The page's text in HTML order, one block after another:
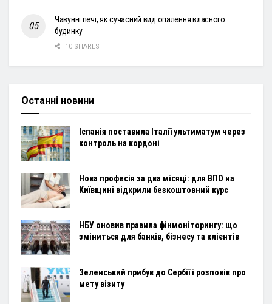
Чавунні печі, як сучасний вид опалення власного
будинку
10 SHARES
Останні новини
Іспанія поставила Італії ультиматум через
контроль на кордоні
Нова професія за два місяці: для ВПО на
Київщині відкрили безкоштовний курс
НБУ оновив правила фінмоніторингу: що
зміниться для банків, бізнесу та клієнтів
Зеленський прибув до Сербії і розповів про
мету візиту